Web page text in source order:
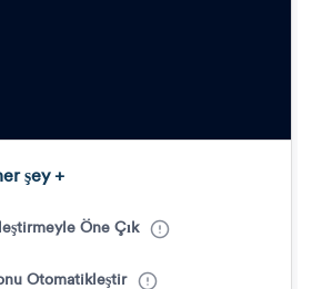
şey +
Öne Çık
Otomatikleştir